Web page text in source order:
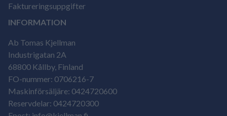
Faktureringsuppgifter
INFORMATION
Ab Tomas Kjellman
Industrigatan 2A
68800 Kållby, Finland
FO-nummer: 0706216-7
Maskinförsäljäre: 0424720600
Reservdelar: 0424720300